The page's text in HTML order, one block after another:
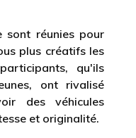
sont réunies pour
plus créatifs les
qu'ils
ont rivalisé
des véhicules
et originalité.